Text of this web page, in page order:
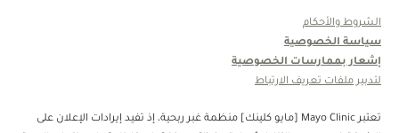
الشروط والأحكام
سياسة الخصوصية
إشعار بممارسات الخصوصية
لتدبير ملفات تعريف الارتباط
تعتبر Mayo Clinic [مايو كلينك] منظمة غبر ربحية، إذ تفيد إيرادات الإعلان على